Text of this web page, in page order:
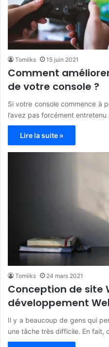
Tomiiks 15 juin 2021
Comment
de votre console ?
Si votre console commence à
l’avez pas forcément
Lire la suite »
Tomiiks 24 mars 2021
Conception de site
développement
Il y a beaucoup de gens qui
une tâche très difficile. En fait,